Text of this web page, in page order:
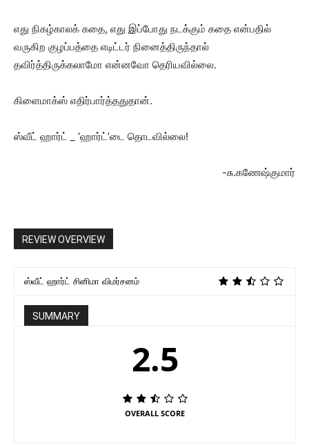
எது நிகழ்காலக் கதை, எது இப்போது நடக்கும் கதை என்பதில்
வருகிற குழப்பத்தை எடிட்டர் நினைத்திருந்தால்
தவிர்த்திருக்கலாமோ என்னவோ தெரியவில்லை.
கிளைமாக்ஸ் எதிர்பார்த்ததுதான்.
ஸ்வீட் ஹார்ட் _ ‘ஹார்ட்’டை தொடவில்லை!
-சு.கணேஷ்குமார்
REVIEW OVERVIEW
ஸ்வீட் ஹார்ட் சினிமா விமர்சனம்
SUMMARY
2.5
OVERALL SCORE